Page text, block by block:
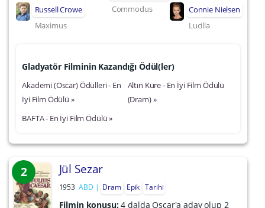
Russell Crowe
Maximus
Commodus
Connie Nielsen
Lucilla
Gladyatör Filminin Kazandığı Ödül(ler)
Akademi (Oscar) Ödülleri - En
İyi Film Ödülü »
Altın Küre - En İyi Film Ödülü
(Dram) »
BAFTA - En İyi Film Ödülü »
2 Jül Sezar
1953 ABD Dram Epik Tarihi
Filmin konusu:4 dalda Oscar'a aday olup 2